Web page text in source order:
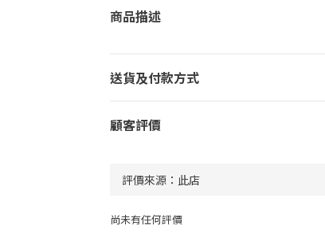
商品描述
送貨及付款方式
顧客評價
尚未有任何評價